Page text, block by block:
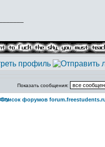
Показать сообщения:
Список форумов